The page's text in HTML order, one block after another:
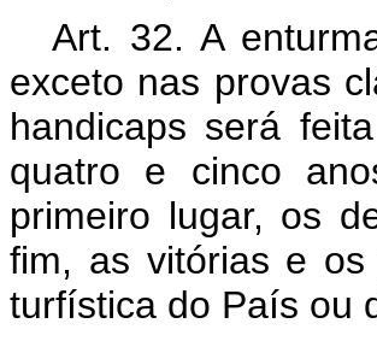
Art. 32. A
exceto nas provas
handicaps será
quatro e cinco
primeiro lugar, os
fim, as vitórias e os
turfística do País ou